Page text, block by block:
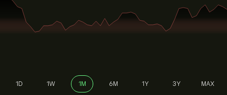
1D 1W 1M 6M 1Y 3Y MAX